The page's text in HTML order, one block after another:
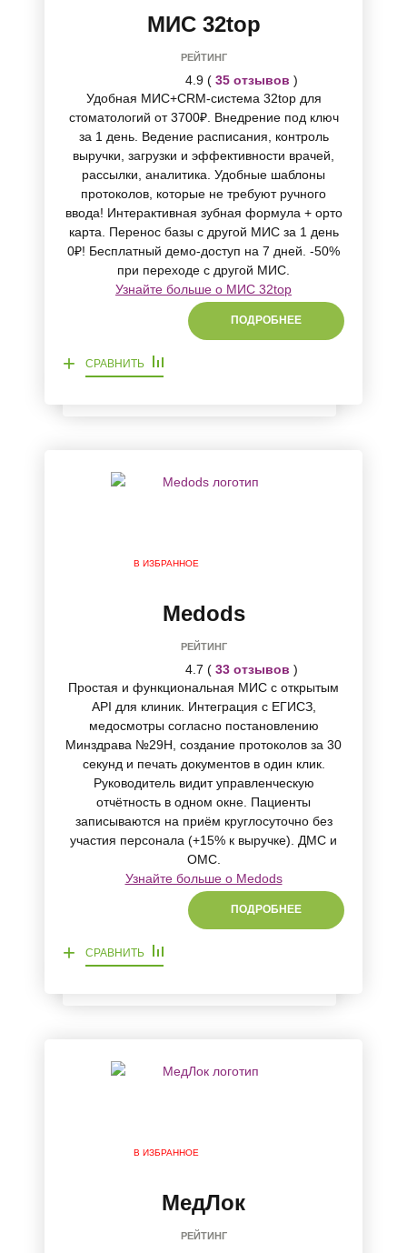
МИС 32top
РЕЙТИНГ
4.9 ( 35 отзывов )
Удобная МИС+CRM-система 32top для
стоматологий от 3700₽. Внедрение под ключ
за 1 день. Ведение расписания, контроль
выручки, загрузки и эффективности врачей,
рассылки, аналитика. Удобные шаблоны
протоколов, которые не требуют ручного
ввода! Интерактивная зубная формула + орто
карта. Перенос базы с другой МИС за 1 день
0₽! Бесплатный демо-доступ на 7 дней. -50%
при переходе с другой МИС.
Узнайте больше о МИС 32top
ПОДРОБНЕЕ
+ СРАВНИТЬ
В ИЗБРАННОЕ
Medods
РЕЙТИНГ
4.7 ( 33 отзывов )
Простая и функциональная МИС с открытым
API для клиник. Интеграция с ЕГИСЗ,
медосмотры согласно постановлению
Минздрава №29Н, создание протоколов за 30
секунд и печать документов в один клик.
Руководитель видит управленческую
отчётность в одном окне. Пациенты
записываются на приём круглосуточно без
участия персонала (+15% к выручке). ДМС и
ОМС.
Узнайте больше о Medods
ПОДРОБНЕЕ
+ СРАВНИТЬ
В ИЗБРАННОЕ
МедЛок
РЕЙТИНГ